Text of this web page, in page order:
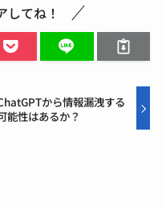
してね！
から情報漏洩する
能性はあるか？